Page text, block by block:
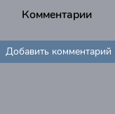
Комментарии
Добавить комментарий